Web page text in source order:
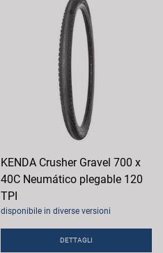
KENDA Crusher Gravel 700 x
40C Neumático plegable 120
TPI
disponibile in diverse versioni
DETTAGLI